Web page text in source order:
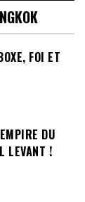
FOI ET
DU
LEVANT !